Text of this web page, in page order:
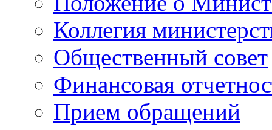
Коллегия
Общественный совет
Финансовая
Прием обращений